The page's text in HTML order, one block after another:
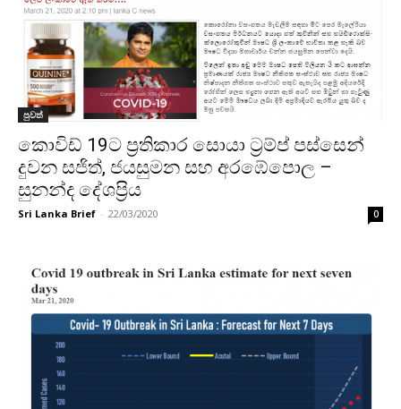
පුවත්
කොවිඩ් 19ට ප්‍රතිකාර සොයා ට්‍රම්ප් පස්සෙන්
දුවන සජිත්, ජයසුමන සහ අරඹේපොල –
සුනන්ද දේශප්‍රිය
Sri Lanka Brief - 22/03/2020 0